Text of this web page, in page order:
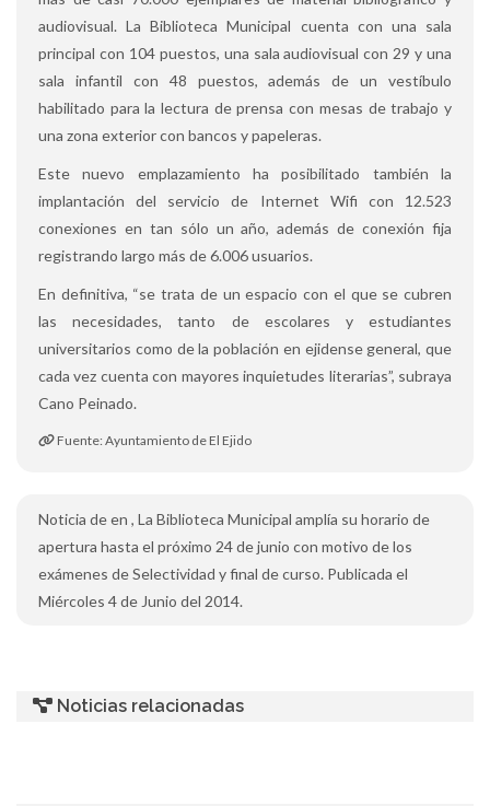
audiovisual. La Biblioteca Municipal cuenta con una sala
principal con 104 puestos, una sala audiovisual con 29 y una
sala infantil con 48 puestos, además de un vestíbulo
habilitado para la lectura de prensa con mesas de trabajo y
una zona exterior con bancos y papeleras.
Este nuevo emplazamiento ha posibilitado también la
implantación del servicio de Internet Wifi con 12.523
conexiones en tan sólo un año, además de conexión fija
registrando largo más de 6.006 usuarios.
En definitiva, “se trata de un espacio con el que se cubren
las necesidades, tanto de escolares y estudiantes
universitarios como de la población en ejidense general, que
cada vez cuenta con mayores inquietudes literarias”, subraya
Cano Peinado.
Fuente: Ayuntamiento de El Ejido
Noticia de en , La Biblioteca Municipal amplía su horario de
apertura hasta el próximo 24 de junio con motivo de los
exámenes de Selectividad y final de curso. Publicada el
Miércoles 4 de Junio del 2014.
Noticias relacionadas